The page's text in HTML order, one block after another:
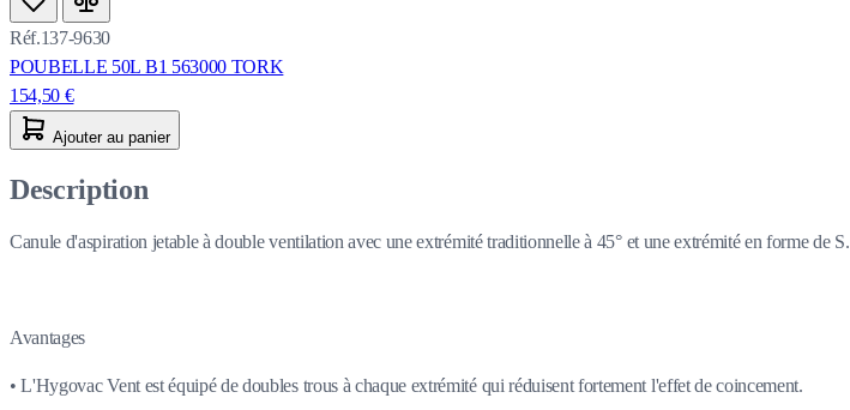
Réf.137-9630
POUBELLE 50L B1 563000 TORK
154,50 €
Ajouter au panier
Description
Canule d'aspiration jetable à double ventilation avec une extrémité traditionnelle à 45° et une extrémité en forme de S.
Avantages
• L'Hygovac Vent est équipé de doubles trous à chaque extrémité qui réduisent fortement l'effet de coincement.